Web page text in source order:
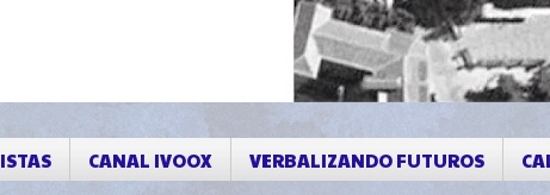
CANAL IVOOX VERBALIZANDO FUTUROS